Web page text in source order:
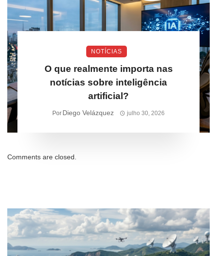
NOTÍCIAS
O que realmente importa nas
notícias sobre inteligência
artificial?
Por Diego Velázquez julho 30, 2026
Comments are closed.